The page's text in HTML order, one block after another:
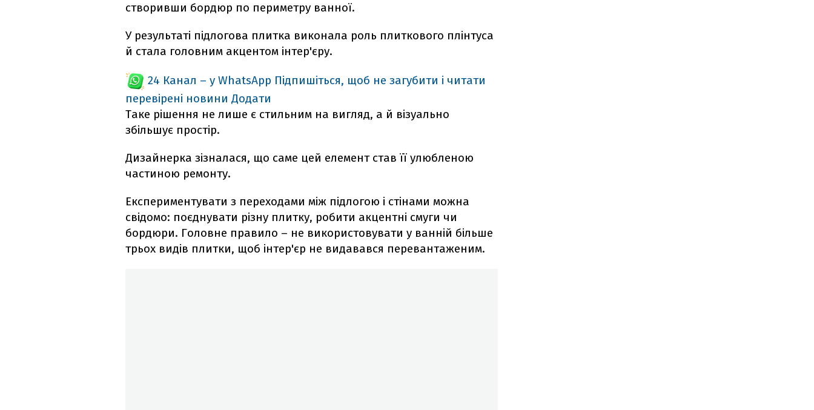
створивши бордюр по периметру ванної.
У результаті підлогова плитка виконала роль плиткового плінтуса
й стала головним акцентом інтер'єру.
24 Канал – у WhatsApp Підпишіться, щоб не загубити і читати
перевірені новини Додати
Таке рішення не лише є стильним на вигляд, а й візуально
збільшує простір.
Дизайнерка зізналася, що саме цей елемент став її улюбленою
частиною ремонту.
Експериментувати з переходами між підлогою і стінами можна
свідомо: поєднувати різну плитку, робити акцентні смуги чи
бордюри. Головне правило – не використовувати у ванній більше
трьох видів плитки, щоб інтер'єр не видавався перевантаженим.